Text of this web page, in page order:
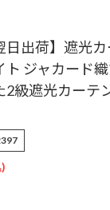
日出荷】遮光
ト ジャカード
2級遮光カーテ